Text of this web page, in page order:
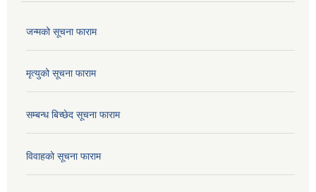
जन्मको सूचना फाराम
मृत्युको सूचना फाराम
सम्बन्ध बिच्छेद सूचना फाराम
विवाहको सूचना फाराम